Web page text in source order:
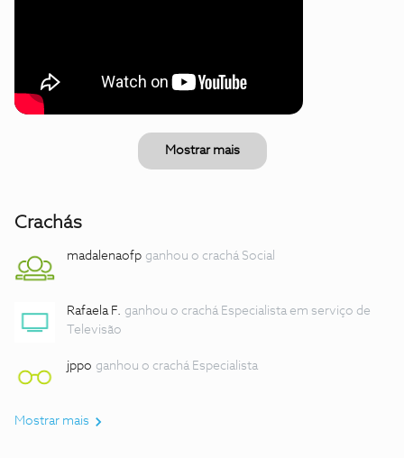
Mostrar mais
Crachás
madalenaofp ganhou o crachá Social
Rafaela F. ganhou o crachá Especialista em serviço de
Televisão
jppo ganhou o crachá Especialista
Mostrar mais